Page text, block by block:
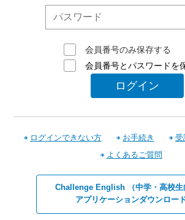
会員番号のみ保存する
会員番号とパスワードを
ログイン
ログインできない方 お手続き
受
よくあるご質問
Challenge English （中学・高校生
アプリケーションダウンロー